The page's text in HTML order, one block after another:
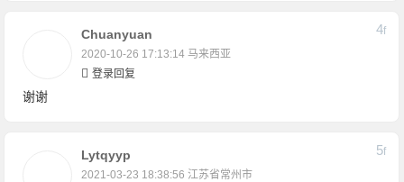
Chuanyuan
2020-10-26 17:13:14 马来西亚
4F
登录回复
谢谢
Lytqyyp
2021-03-23 18:38:56 江苏省常州市
5F